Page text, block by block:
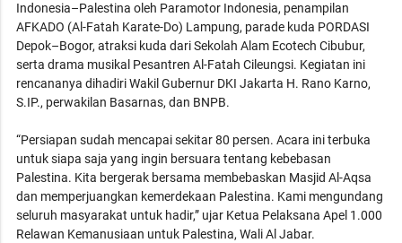
Indonesia–Palestina oleh Paramotor Indonesia, penampilan
AFKADO (Al-Fatah Karate-Do) Lampung, parade kuda PORDASI
Depok–Bogor, atraksi kuda dari Sekolah Alam Ecotech Cibubur,
serta drama musikal Pesantren Al-Fatah Cileungsi. Kegiatan ini
rencananya dihadiri Wakil Gubernur DKI Jakarta H. Rano Karno,
S.IP., perwakilan Basarnas, dan BNPB.
“Persiapan sudah mencapai sekitar 80 persen. Acara ini terbuka
untuk siapa saja yang ingin bersuara tentang kebebasan
Palestina. Kita bergerak bersama membebaskan Masjid Al-Aqsa
dan memperjuangkan kemerdekaan Palestina. Kami mengundang
seluruh masyarakat untuk hadir,” ujar Ketua Pelaksana Apel 1.000
Relawan Kemanusiaan untuk Palestina, Wali Al Jabar.